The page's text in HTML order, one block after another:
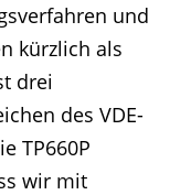
und
kürzlich als
drei
des VDE-
TP660P
wir mit